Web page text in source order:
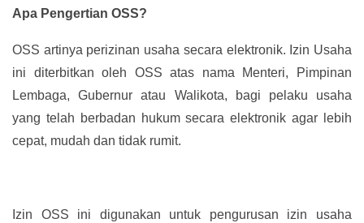
Apa Pengertian OSS?
OSS artinya perizinan usaha secara elektronik. Izin Usaha
ini diterbitkan oleh OSS atas nama Menteri, Pimpinan
Lembaga, Gubernur atau Walikota, bagi pelaku usaha
yang telah berbadan hukum secara elektronik agar lebih
cepat, mudah dan tidak rumit.
Izin OSS ini digunakan untuk pengurusan izin usaha